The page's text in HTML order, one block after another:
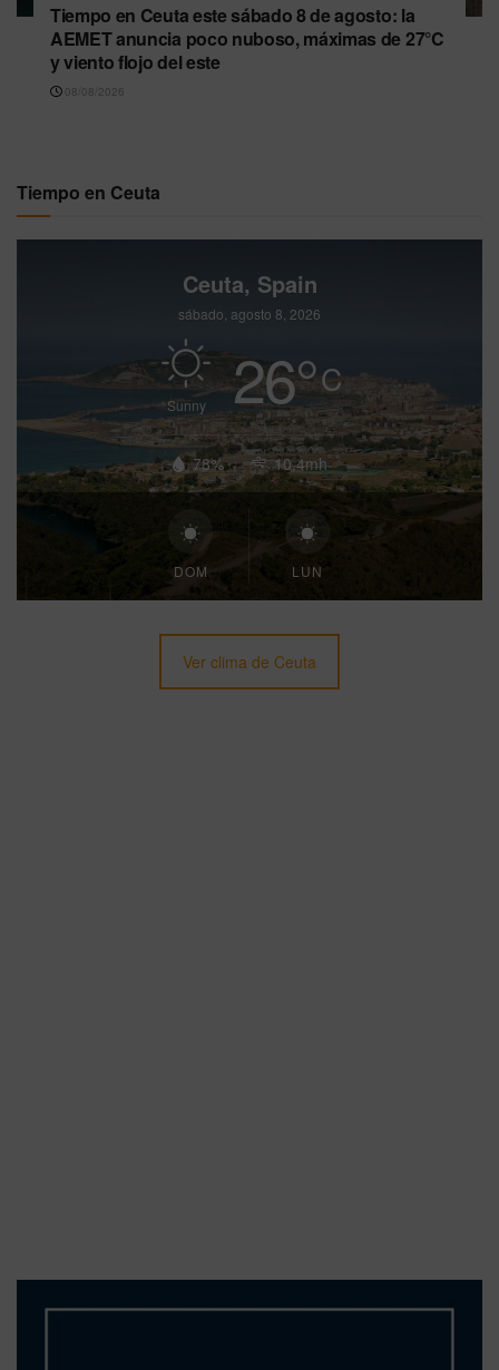
Tiempo en Ceuta este sábado 8 de agosto: la
AEMET anuncia poco nuboso, máximas de 27°C
y viento flojo del este
08/08/2026
Tiempo en Ceuta
Ceuta, Spain
sábado, agosto 8, 2026
Sunny 26°C
78% 10.4mh
DOM LUN
Ver clima de Ceuta